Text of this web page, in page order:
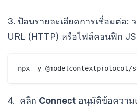
3. ป้อนรายละเอียดการเชื่อมต่อ:
URL (HTTP) หรือไฟล์คอนฟิก
npx -y @modelcontextprotocol/
4. คลิก Connect อนุมัติข้อความ